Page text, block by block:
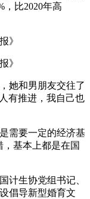
，比2020年高
》
》
她和男朋友交往了
有推进，我自己也
需要一定的经济基
基本上都是在国
计生协党组书记、
倡导新型婚育文